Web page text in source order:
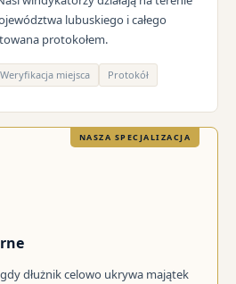
lubuskiego i całego
protokołem.
Weryfikacja miejsca Protokół
NASZA SPECJALIZACJA
dłużnik celowo ukrywa majątek